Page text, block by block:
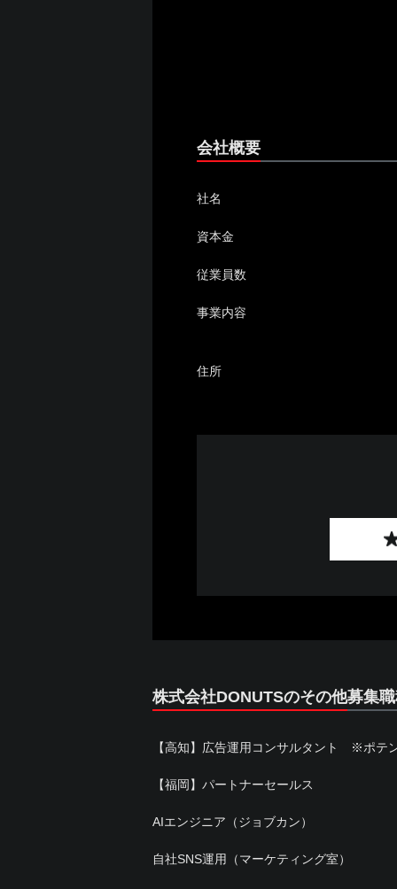
会社概要
社名
資本金
従業員数
事業内容
住所
株式会社DONUTSのその他募集
【高知】広告運用コンサルタント ※ポテ
【福岡】パートナーセールス
AIエンジニア（ジョブカン）
自社SNS運用（マーケティング室）